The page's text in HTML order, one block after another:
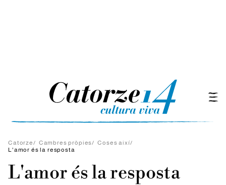
Catorze/ Cambres pròpies/ Coses així/
L'amor és la resposta
L'amor és la resposta